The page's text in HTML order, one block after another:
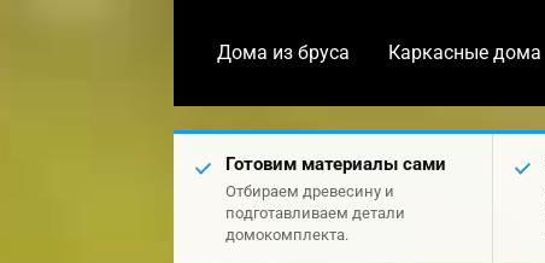
Дома из бруса Каркасные дома
Готовим материалы сами
Отбираем древесину и
подготавливаем детали
домокомплекта.